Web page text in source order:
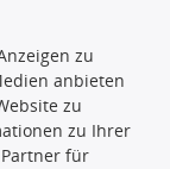
zu
anbieten
zu
zu Ihrer
für